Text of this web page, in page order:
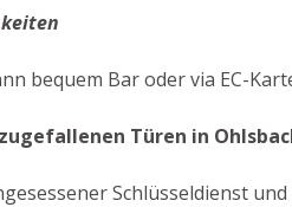
bequem Bar oder via EC-
Türen in
Schlüsseldienst